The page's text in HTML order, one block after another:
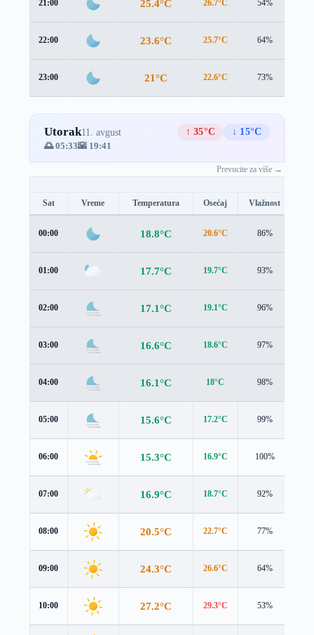
21:00 25.4°C 26.7°C 54%
22:00 23.6°C 25.7°C 64%
23:00 21°C 22.6°C 73%
Utorak11. avgust ↑ 35°C
↓ 15°C
🌅 05:33🌇 19:41
Prevucite za više →
Sat Vreme Temperatura Osećaj Vlažnost
00:00 18.8°C 20.6°C 86%
01:00 17.7°C 19.7°C 93%
02:00 17.1°C 19.1°C 96%
03:00 16.6°C 18.6°C 97%
04:00 16.1°C 18°C 98%
05:00 15.6°C 17.2°C 99%
06:00 15.3°C 16.9°C 100%
07:00 16.9°C 18.7°C 92%
08:00 20.5°C 22.7°C 77%
09:00 24.3°C 26.6°C 64%
10:00 27.2°C 29.3°C 53%